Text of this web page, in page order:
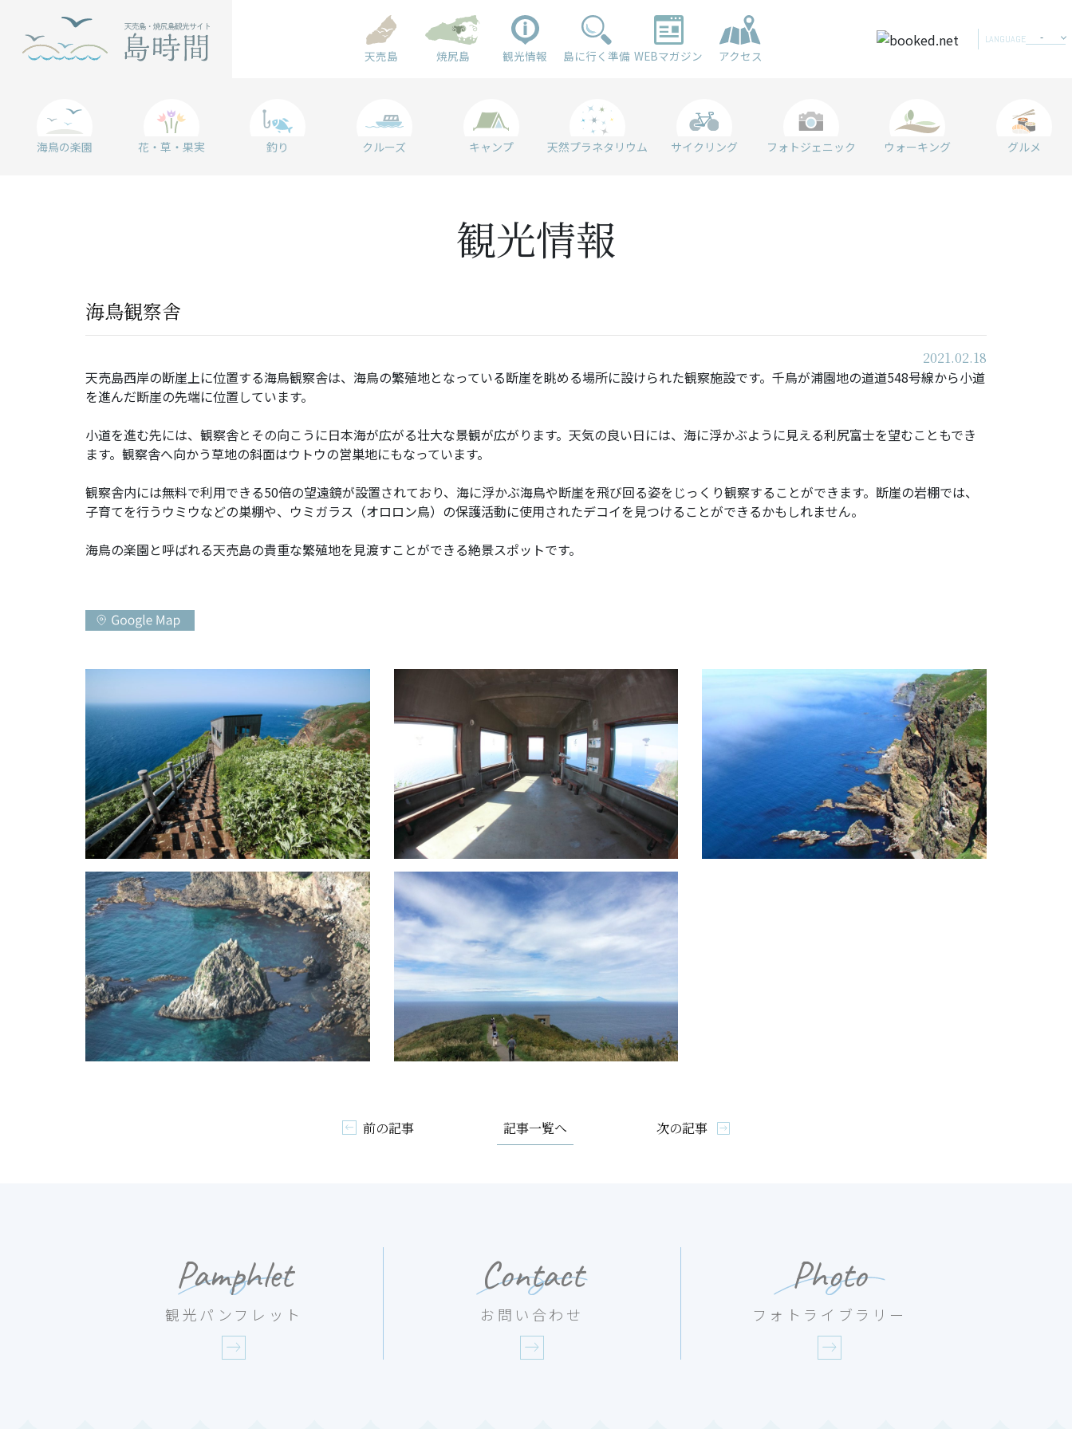
天売島 焼尻島 観光情報 島に行く準備 WEBマガジン アクセス
LANGUAGE
海鳥の楽園 花・草・果実 釣り クルーズ キャンプ 天然プラネタリウム サイクリング フォトジェニック ウォーキング グルメ
観光情報
海鳥観察舎
2021.02.18
天売島西岸の断崖上に位置する海鳥観察舎は、海鳥の繁殖地となっている断崖を眺める場所に設けられた観察施設です。千鳥が浦園地の道道548号線から小道
を進んだ断崖の先端に位置しています。
小道を進む先には、観察舎とその向こうに日本海が広がる壮大な景観が広がります。天気の良い日には、海に浮かぶように見える利尻富士を望むこともでき
ます。観察舎へ向かう草地の斜面はウトウの営巣地にもなっています。
観察舎内には無料で利用できる50倍の望遠鏡が設置されており、海に浮かぶ海鳥や断崖を飛び回る姿をじっくり観察することができます。断崖の岩棚では、
子育てを行うウミウなどの巣棚や、ウミガラス（オロロン鳥）の保護活動に使用されたデコイを見つけることができるかもしれません。
海鳥の楽園と呼ばれる天売島の貴重な繁殖地を見渡すことができる絶景スポットです。
前の記事 記事一覧へ 次の記事
Pamphlet
観光パンフレット
Contact
お問い合わせ
Photo
フォトライブラリー